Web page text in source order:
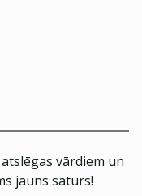
vārdiem un
jauns saturs!